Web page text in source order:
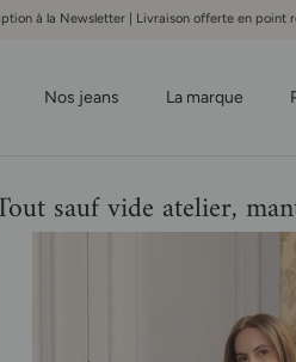
à la Newsletter | Livraison offerte en point
Nos jeans La marque
sauf vide atelier,